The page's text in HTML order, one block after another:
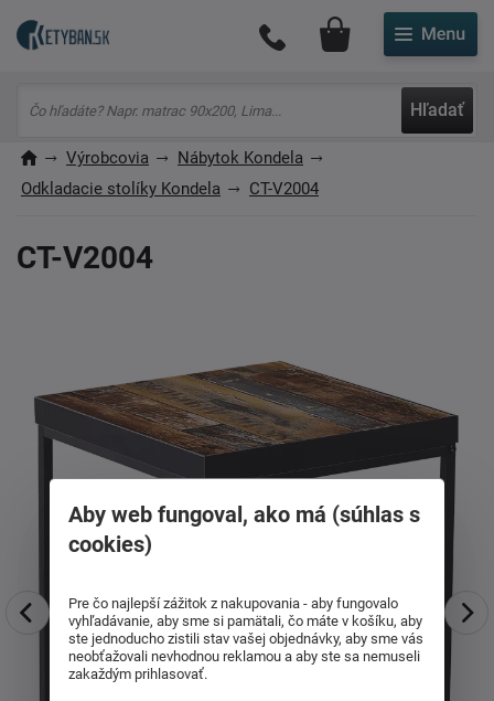
Hľadať
Môj účet
Výrobcovia
Nábytok Kondela
Odkladacie stolíky Kondela
CT-V2004
CT-V2004
Aby web fungoval, ako má (súhlas s
cookies)
Pre čo najlepší zážitok z nakupovania - aby fungovalo
vyhľadávanie, aby sme si pamätali, čo máte v košíku, aby
ste jednoducho zistili stav vašej objednávky, aby sme vás
neobťažovali nevhodnou reklamou a aby ste sa nemuseli
zakaždým prihlasovať.